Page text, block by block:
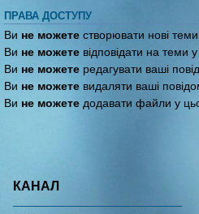
ПРАВА ДОСТУПУ
Ви не можете створювати нові
Ви не можете відповідати на теми
Ви не можете редагувати ваші
Ви не можете видаляти ваші
Ви не можете додавати файли у
КАНАЛ